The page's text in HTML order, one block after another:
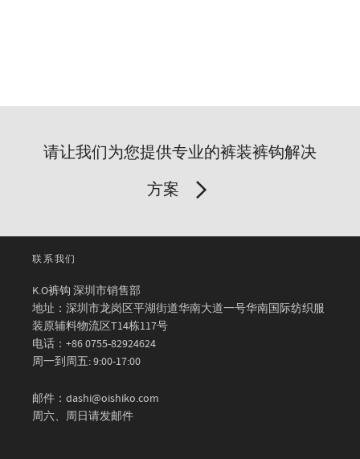
请让我们为您提供专业的裤装裤钩解决
方案
联系我们
K.O裤钩 深圳市销售部
地址：深圳市龙岗区平湖街道华南大道一号华南国际纺织服
装原辅料物流区T14栋117号
电话：+86 0755-82924624
周一到周五: 9:00-17:00
邮件：dashi@oishiko.com
周六、周日请发邮件